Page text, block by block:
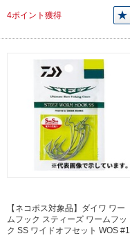
4ポイント獲得
【ネコポス対象品】ダイワ ワー
ムフック スティーズ ワームフッ
ク SS ワイドオフセット WOS #1